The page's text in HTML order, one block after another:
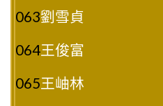
063劉雪貞
064王俊富
065王岫林